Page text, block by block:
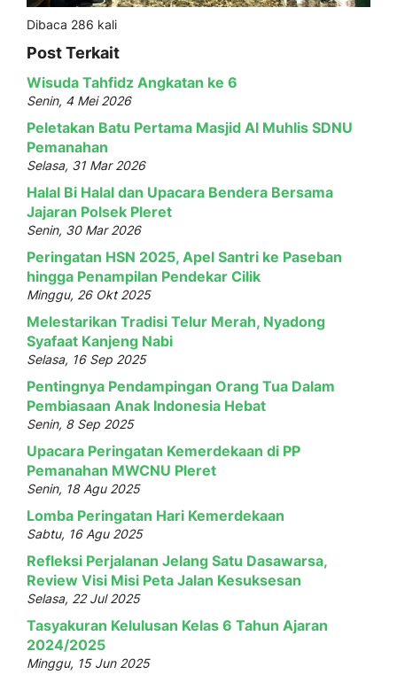
Dibaca 286 kali
Post Terkait
Wisuda Tahfidz Angkatan ke 6
Senin, 4 Mei 2026
Peletakan Batu Pertama Masjid Al Muhlis SDNU
Pemanahan
Selasa, 31 Mar 2026
Halal Bi Halal dan Upacara Bendera Bersama
Jajaran Polsek Pleret
Senin, 30 Mar 2026
Peringatan HSN 2025, Apel Santri ke Paseban
hingga Penampilan Pendekar Cilik
Minggu, 26 Okt 2025
Melestarikan Tradisi Telur Merah, Nyadong
Syafaat Kanjeng Nabi
Selasa, 16 Sep 2025
Pentingnya Pendampingan Orang Tua Dalam
Pembiasaan Anak Indonesia Hebat
Senin, 8 Sep 2025
Upacara Peringatan Kemerdekaan di PP
Pemanahan MWCNU Pleret
Senin, 18 Agu 2025
Lomba Peringatan Hari Kemerdekaan
Sabtu, 16 Agu 2025
Refleksi Perjalanan Jelang Satu Dasawarsa,
Review Visi Misi Peta Jalan Kesuksesan
Selasa, 22 Jul 2025
Tasyakuran Kelulusan Kelas 6 Tahun Ajaran
2024/2025
Minggu, 15 Jun 2025